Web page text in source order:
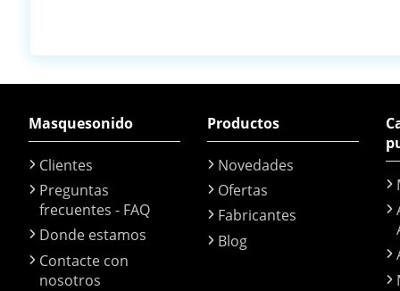
Masquesonido
Clientes
Preguntas
frecuentes - FAQ
Donde estamos
Contacte con
nosotros
Productos
Novedades
Ofertas
Fabricantes
Blog